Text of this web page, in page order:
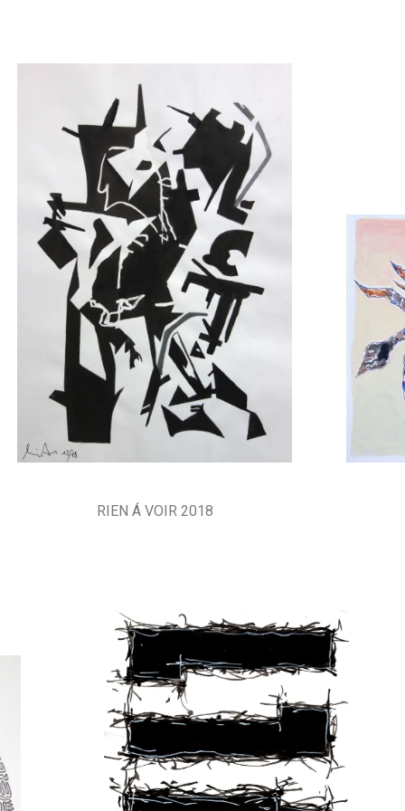
RIEN Á VOIR 2018